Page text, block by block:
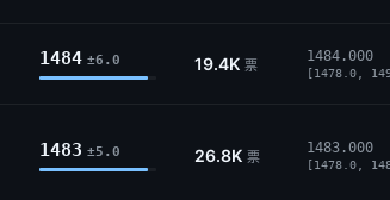
1484 ±6.0 19.4K 票
1484.000
[1478.0,
1483 ±5.0 26.8K 票
1483.000
[1478.0,